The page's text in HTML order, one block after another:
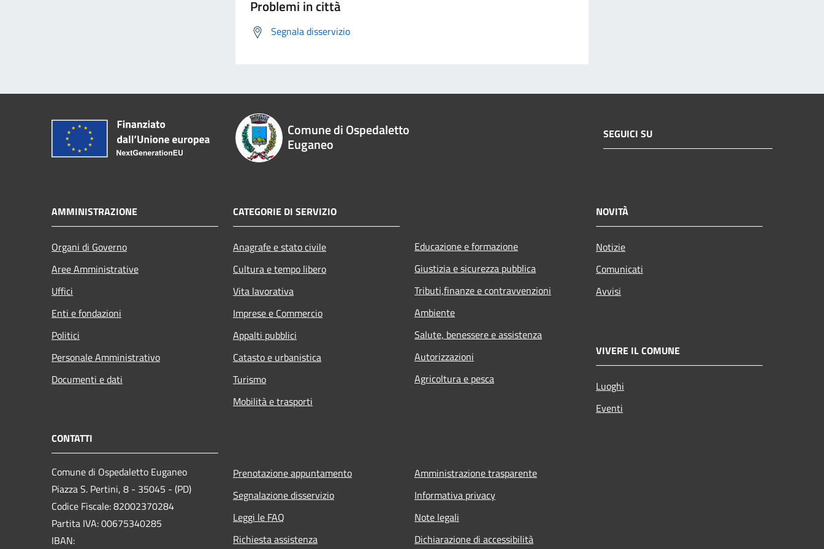
Problemi in città
Segnala disservizio
Comune di Ospedaletto
Euganeo
SEGUICI SU
AMMINISTRAZIONE
Organi di Governo
Aree Amministrative
Uffici
Enti e fondazioni
Politici
Personale Amministrativo
Documenti e dati
CATEGORIE DI SERVIZIO
Anagrafe e stato civile
Cultura e tempo libero
Vita lavorativa
Imprese e Commercio
Appalti pubblici
Catasto e urbanistica
Turismo
Mobilità e trasporti
Educazione e formazione
Giustizia e sicurezza pubblica
Tributi,finanze e contravvenzioni
Ambiente
Salute, benessere e assistenza
Autorizzazioni
Agricoltura e pesca
NOVITÀ
Notizie
Comunicati
Avvisi
VIVERE IL COMUNE
Luoghi
Eventi
CONTATTI
Comune di Ospedaletto Euganeo
Piazza S. Pertini, 8 - 35045 - (PD)
Codice Fiscale: 82002370284
Partita IVA: 00675340285
IBAN:
Prenotazione appuntamento
Segnalazione disservizio
Leggi le FAQ
Richiesta assistenza
Amministrazione trasparente
Informativa privacy
Note legali
Dichiarazione di accessibilità